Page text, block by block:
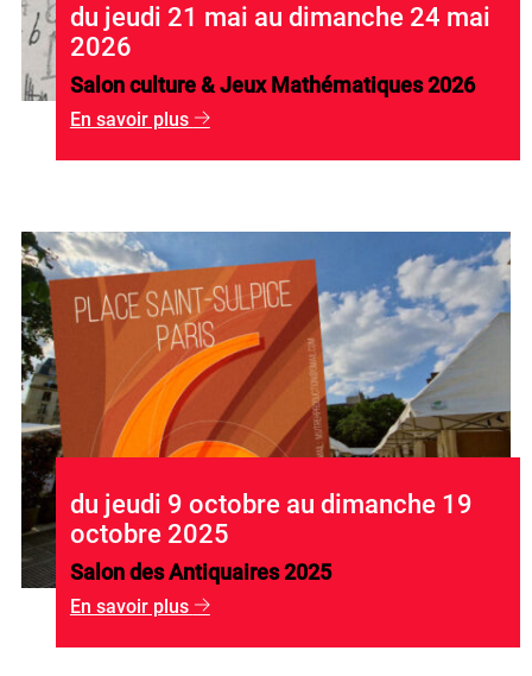
du jeudi 21 mai au dimanche 24 mai
2026
Salon culture & Jeux Mathématiques 2026
En savoir plus g
du jeudi 9 octobre au dimanche 19
octobre 2025
Salon des Antiquaires 2025
En savoir plus g